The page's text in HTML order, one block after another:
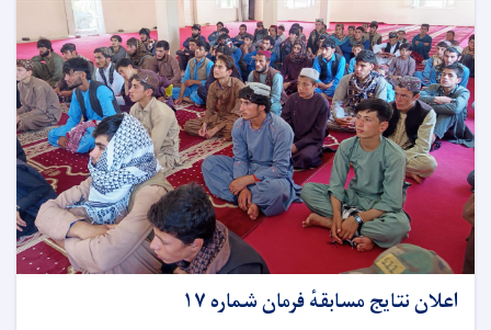
اعلان نتایج مسابقهٔ فرمان شماره ۱۷